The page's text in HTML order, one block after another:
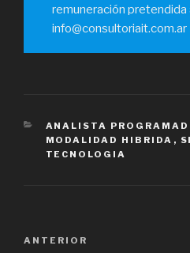
remuneración pretendida
info@consultoriait.com.ar
CATEGORÍAS
ANALISTA
MODALIDAD HIBRIDA ,
TECNOLOGIA
Entrada
ANTERIOR